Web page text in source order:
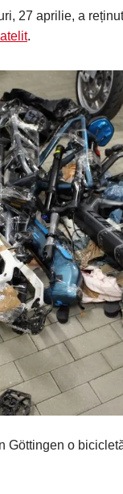
27 aprilie, a
.
Göttingen o